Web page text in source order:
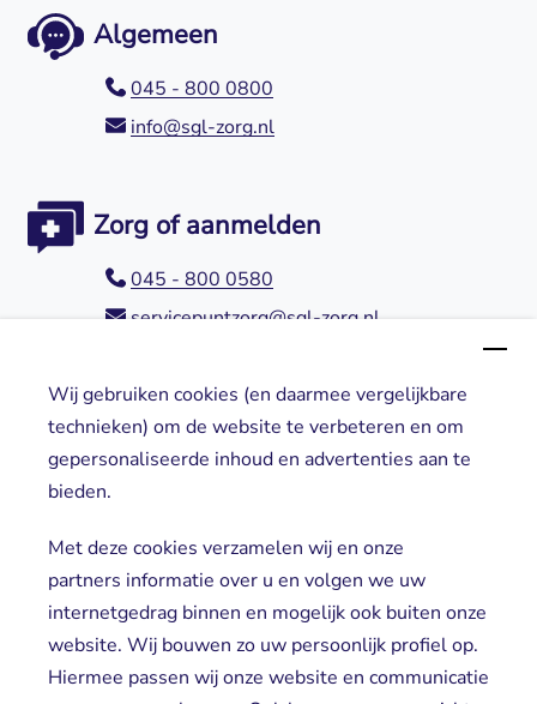
Wij gebruiken cookies (en daarmee vergelijkbare
technieken) om de website te verbeteren en om
gepersonaliseerde inhoud en advertenties aan te
bieden.
Met deze cookies verzamelen wij en onze
partners informatie over u en volgen we uw
internetgedrag binnen en mogelijk ook buiten onze
website. Wij bouwen zo uw persoonlijk profiel op.
Hiermee passen wij onze website en communicatie
Algemeen
045 - 800 0800
info@sgl-zorg.nl
Zorg of aanmelden
045 - 800 0580
servicepuntzorg@sgl-zorg.nl
Direct naar
Locaties
Vrijwilligers